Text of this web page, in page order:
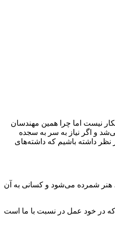
نیست اما چرا همین مهندسان
و اگر نیاز به سر به سجده
نظر داشته باشیم که داشته‌های
هنر شمرده می‌شود و کسانی به آن
که در خود عمل در نسبت با ما است